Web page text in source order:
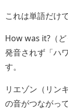
これは単語だけ
How was it?（
発音されず「ハ
す。
リエゾン（リン
の音がつながっ